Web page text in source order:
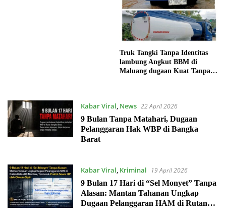
Truk Tangki Tanpa Identitas
lambung Angkut BBM di
Maluang dugaan Kuat Tanpa
Kabar Viral, News 22 April 2026
9 Bulan Tanpa Matahari, Dugaan
Pelanggaran Hak WBP di Bangka
Barat
Kabar Viral, Kriminal
19 April 2026
9 Bulan 17 Hari di “Sel Monyet” Tanpa
Alasan: Mantan Tahanan Ungkap
Dugaan Pelanggaran HAM di Rutan